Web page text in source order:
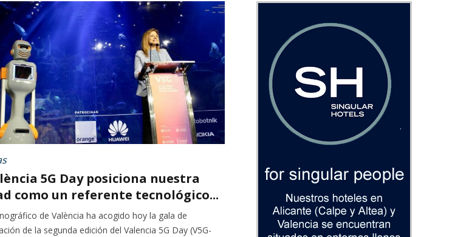
5G Day posiciona nuestra
como un referente tecnológico...
de València ha acogido hoy la gala de
de la segunda edición del Valencia 5G Day (V5G-